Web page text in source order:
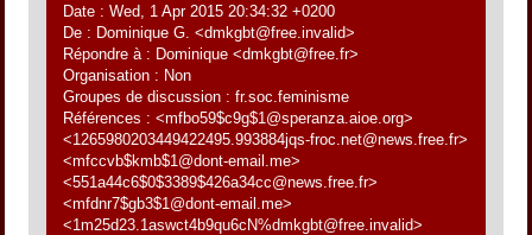
Date : Wed, 1 Apr 2015 20:34:32 +0200
De : Dominique G. <dmkgbt@free.invalid>
Répondre à : Dominique <dmkgbt@free.fr>
Organisation : Non
Groupes de discussion : fr.soc.feminisme
Références : <mfbo59$c9g$1@speranza.aioe.org>
<1265980203449422495.993884jqs-froc.net@news.free.fr>
<mfccvb$kmb$1@dont-email.me>
<551a44c6$0$3389$426a34cc@news.free.fr>
<mfdnr7$gb3$1@dont-email.me>
<1m25d23.1aswct4b9qu6cN%dmkgbt@free.invalid>